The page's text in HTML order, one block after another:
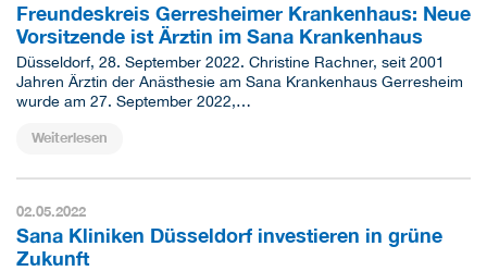
Freundeskreis Gerresheimer Krankenhaus: Neue
Vorsitzende ist Ärztin im Sana Krankenhaus
Düsseldorf, 28. September 2022. Christine Rachner, seit 2001
Jahren Ärztin der Anästhesie am Sana Krankenhaus Gerresheim
wurde am 27. September 2022,…
Weiterlesen
02.05.2022
Sana Kliniken Düsseldorf investieren in grüne
Zukunft